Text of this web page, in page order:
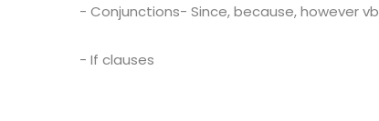
- Conjunctions- Since, because, however vb
- If clauses